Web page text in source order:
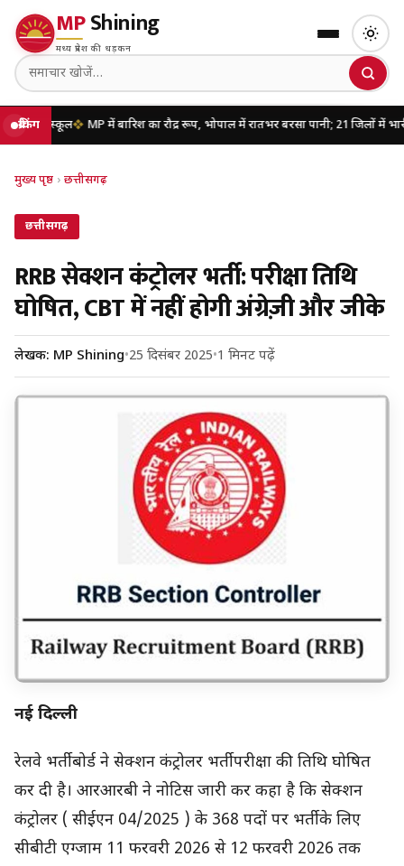
MPShining
मध्य प्रदेश की धड़कन
ब्रेकिंगMP में बारिश का रौद्र रूप, भोपाल में रातभर बरसा पानी; 21 जिलों में भारी बारिश का
मुख्य पृष्ठ › छत्तीसगढ़
छत्तीसगढ़
RRB सेक्शन कंट्रोलर भर्ती: परीक्षा तिथि
घोषित, CBT में नहीं होगी अंग्रेज़ी और जीके
लेखक: MP Shining•25 दिसंबर 2025•1 मिनट पढ़ें
नई दिल्ली
रेलवे भर्ती बोर्ड ने सेक्शन कंट्रोलर भर्ती परीक्षा की तिथि घोषित
कर दी है। आरआरबी ने नोटिस जारी कर कहा है कि सेक्शन
कंट्रोलर ( सीईएन 04/2025 ) के 368 पदों पर भर्ती के लिए
सीबीटी एग्जाम 11 फरवरी 2026 से 12 फरवरी 2026 तक